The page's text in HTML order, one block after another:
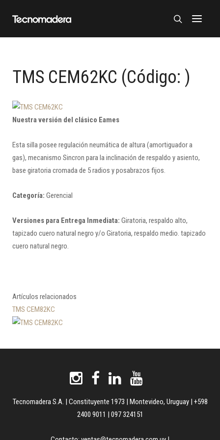
TMS CEM62KC (Código: )
Nuestra versión del clásico Eames
Esta silla posee regulación neumática de altura (amortiguador a
gas), mecanismo Sincron para la inclinación de respaldo y asiento,
base giratoria cromada de 5 radios y posabrazos fijos.
Categoría: Gerencial
Versiones para Entrega Inmediata: Giratoria, respaldo alto,
tapizado cuero natural negro y/o Giratoria, respaldo medio. tapizado
cuero natural negro.
Artículos relacionados
TMS CEM82KC
Tecnomadera S.A. | Constituyente 1973 | Montevideo, Uruguay | +598
2400 9011 | 097 324151